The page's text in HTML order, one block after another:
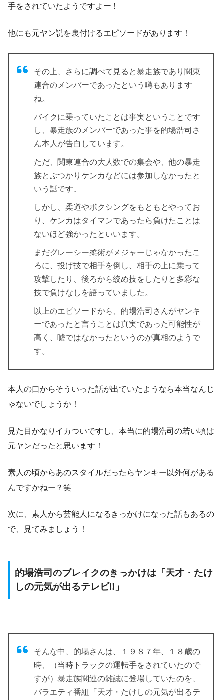
手をされていたようですよー！
他にも元ヤン説を裏付けるエピソードがあります！
その上、さらに調べて見ると暴走族であり関東
連合のメンバーであったという噂もあります
ね。
バイクに乗っていたことは事実ということです
し、暴走族のメンバーであった事を的場浩司さ
ん本人が告白しています。
ただ、関東連合の大人数での集会や、他の暴走
族とぶつかりケンカなどには参加しなかったと
いう話です。
しかし、柔道やボクシングをもともとやってお
り、ケンカはタイマンであったら負けたことは
ないほど強かったといいます。
まだグレーシー柔術がメジャーじゃなかったこ
ろに、投げ技で相手を倒し、相手の上に乗って
攻撃したり、後ろから絞め技をしたりと多彩な
技で負けなしを語っていました。
以上のエピソードから、的場浩司さんがヤンキ
ーであったと言うことは真実であった可能性が
高く、嘘ではなかったというのが真相のようで
す。
本人の口からそういった話が出ていたようなら本当なんじ
ゃないでしょうか！
見た目かなりイカついですし、本当に的場浩司の若い頃は
元ヤンだったと思います！
素人の頃からあのスタイルだったらヤンキー以外何がある
んですかねー？笑
次に、素人から芸能人になるきっかけになった話もあるの
で、見てみましょう！
的場浩司のブレイクのきっかけは「天才・たけ
しの元気が出るテレビ!!」
そんな中、的場さんは、１９８７年、１８歳の
時、（当時トラックの運転手をされていたので
すが）暴走族関連の雑誌に登場していたのを、
バラエティ番組「天才・たけしの元気が出るテ